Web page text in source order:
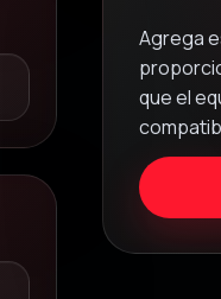
Agrega
que el